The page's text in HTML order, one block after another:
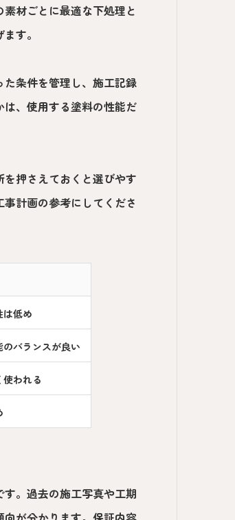
材ごとに最適な下処理と
す。
条件を管理し、施工記録
、使用する塗料の性能だ
押さえておくと選びやす
計画の参考にしてくださ
は低め
バランスが良い
われる
。過去の施工写真や工期